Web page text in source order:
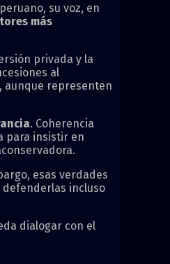
su voz, en
más
privada y la
al
aunque representen
. Coherencia
para insistir en
esas verdades
defenderlas incluso
dialogar con el